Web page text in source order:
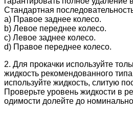
Стандартная
a) Правое заднее колесо.
b) Левое переднее колесо.
c) Левое заднее колесо.
d) Правое переднее колесо.
2. Для прокачки используйте
жидкость рекомендованного
используйте жидкость, слитую
Проверьте уровень жидкости в
одимости долейте до